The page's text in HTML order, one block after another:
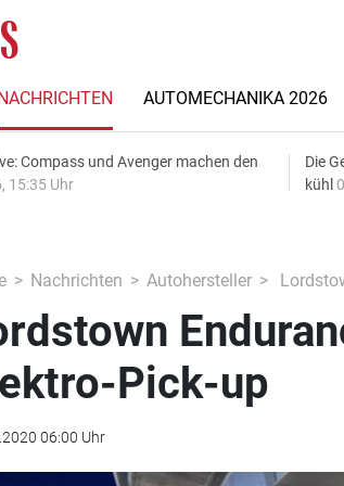
AUTOMECHANIKA 2026
Compass und Avenger machen den
15:35 Uhr
Die
kühl
Nachrichten Autohersteller
Pick-up
06:00 Uhr